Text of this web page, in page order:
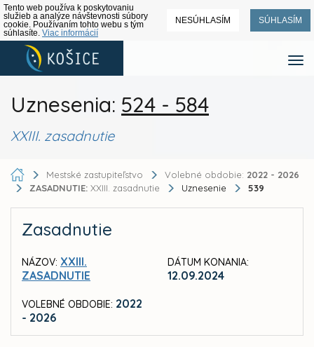
Tento web používa k poskytovaniu
služieb a analýze návštevnosti súbory
cookie. Používaním tohto webu s tým
súhlasíte. Viac informácií
NESÚHLASÍM SÚHLASÍM
Uznesenia: 524 - 584
XXIII. zasadnutie
Mestské zastupiteľstvo Volebné obdobie: 2022 - 2026
ZASADNUTIE: XXIII. zasadnutie Uznesenie 539
Zasadnutie
NÁZOV: XXIII.
ZASADNUTIE
VOLEBNÉ OBDOBIE: 2022
- 2026
DÁTUM KONANIA:
12.09.2024